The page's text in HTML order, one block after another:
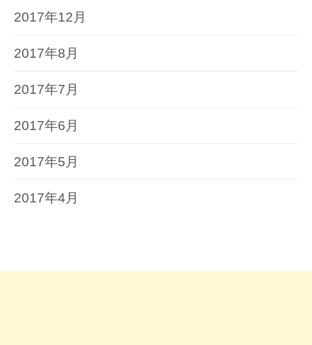
2017年12月
2017年8月
2017年7月
2017年6月
2017年5月
2017年4月